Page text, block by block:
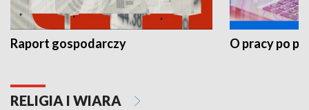
Raport gospodarczy O pracy po
RELIGIA I WIARA